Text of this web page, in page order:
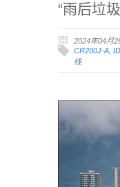
“雨后垃
2024年04月
CR200J-A,
线